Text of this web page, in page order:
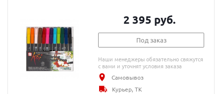
2 395 руб.
Под заказ
Наши менеджеры обязательно свяжутся
с вами и уточнят условия заказа
Самовывоз
Курьер, ТК